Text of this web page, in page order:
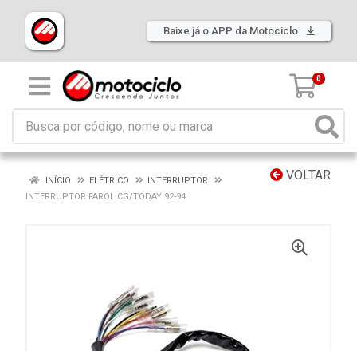
Baixe já o APP da Motociclo
0
VOLTAR
INÍCIO ELÉTRICO
INTERRUPTOR
INTERRUPTOR FAROL CG/TODAY 92-94